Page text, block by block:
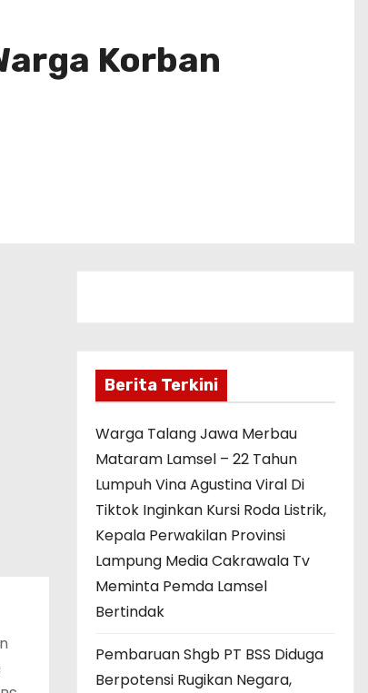
Korban
Berita Terkini
Warga Talang Jawa Merbau
Mataram Lamsel – 22 Tahun
Lumpuh Vina Agustina Viral Di
Tiktok Inginkan Kursi Roda Listrik,
Kepala Perwakilan Provinsi
Lampung Media Cakrawala Tv
Meminta Pemda Lamsel
Bertindak
Pembaruan Shgb PT BSS Diduga
Berpotensi Rugikan Negara,